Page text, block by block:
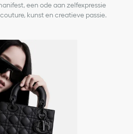
een ode aan zelfexpressie
kunst en creatieve passie.